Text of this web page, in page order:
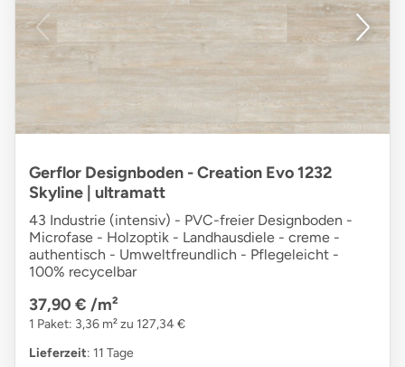
Gerflor Designboden - Creation Evo 1232
Skyline | ultramatt
43 Industrie (intensiv) - PVC-freier Designboden -
Microfase - Holzoptik - Landhausdiele - creme -
authentisch - Umweltfreundlich - Pflegeleicht -
100% recycelbar
37,90 € /m²
1 Paket: 3,36 m² zu 127,34 €
Lieferzeit: 11 Tage